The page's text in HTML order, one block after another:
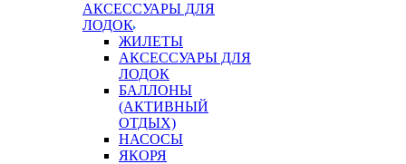
АКСЕССУАРЫ ДЛЯ
ЛОДОК
ЖИЛЕТЫ
АКСЕССУАРЫ ДЛЯ
ЛОДОК
БАЛЛОНЫ
(АКТИВНЫЙ
ОТДЫХ)
НАСОСЫ
ЯКОРЯ